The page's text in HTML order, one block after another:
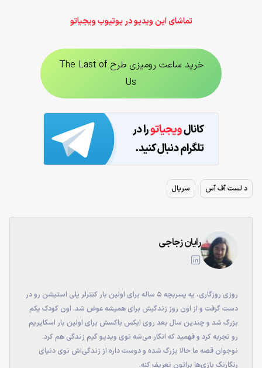
تماشای این ویدیو در یوتیوب ویجیاتو
خرید ساعت رومیزی طرح The Last of
Us
د لست آف آس سریال
رایان زجاجی
روزی روزگاری، یه پسربچه ۵ ساله برای اولین بار کنترلر پلی استیشن رو در
دست گرفت و از اون روز زندگیش برای همیشه عوض شد. اون کودک یکم
بزرگ شد و چندین سال بعد روی ایکس باکسش برای اولین بار اسکایریم
رو تجربه کرد و فهمید که انگار می‌شه توی ویدیو گیم زندگی هم کرد.
نوجوان قصه ما حالا بزرگ شده و دوست داره از زندگی‌اش توی دنیای
رنگارنگ بازی‌ها براتون تعریف کنه.